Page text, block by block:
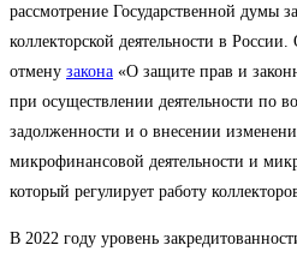
рассмотрение Государственной думы
коллекторской деятельности в
отмену закона «О защите прав и
при осуществлении деятельности по
задолженности и о внесении
микрофинансовой деятельности и
который регулирует работу
В 2022 году уровень